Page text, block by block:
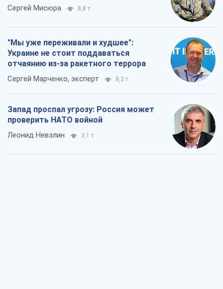
Сергей Мисюра 8,8 т.
"Мы уже переживали и худшее":
Украине не стоит поддаваться
отчаянию из-за ракетного террора
Сергей Марченко, эксперт 8,3 т.
Запад проспал угрозу: Россия может
проверить НАТО войной
Леонид Невзлин 3,1 т.